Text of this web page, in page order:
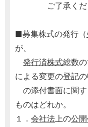
ご了承くださ
■募集株式の発行（
が、
発行済株式総数の
による変更の登記
の添付書面に関す
ものはどれか。
１． 会社法上の公